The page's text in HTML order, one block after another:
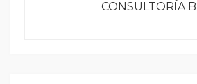
CONSULTORÍA